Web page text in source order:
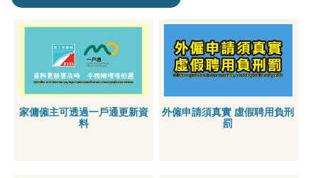
家傭僱主可透過一戶通更新資
料
外僱申請須真實 虛假聘用負刑
罰